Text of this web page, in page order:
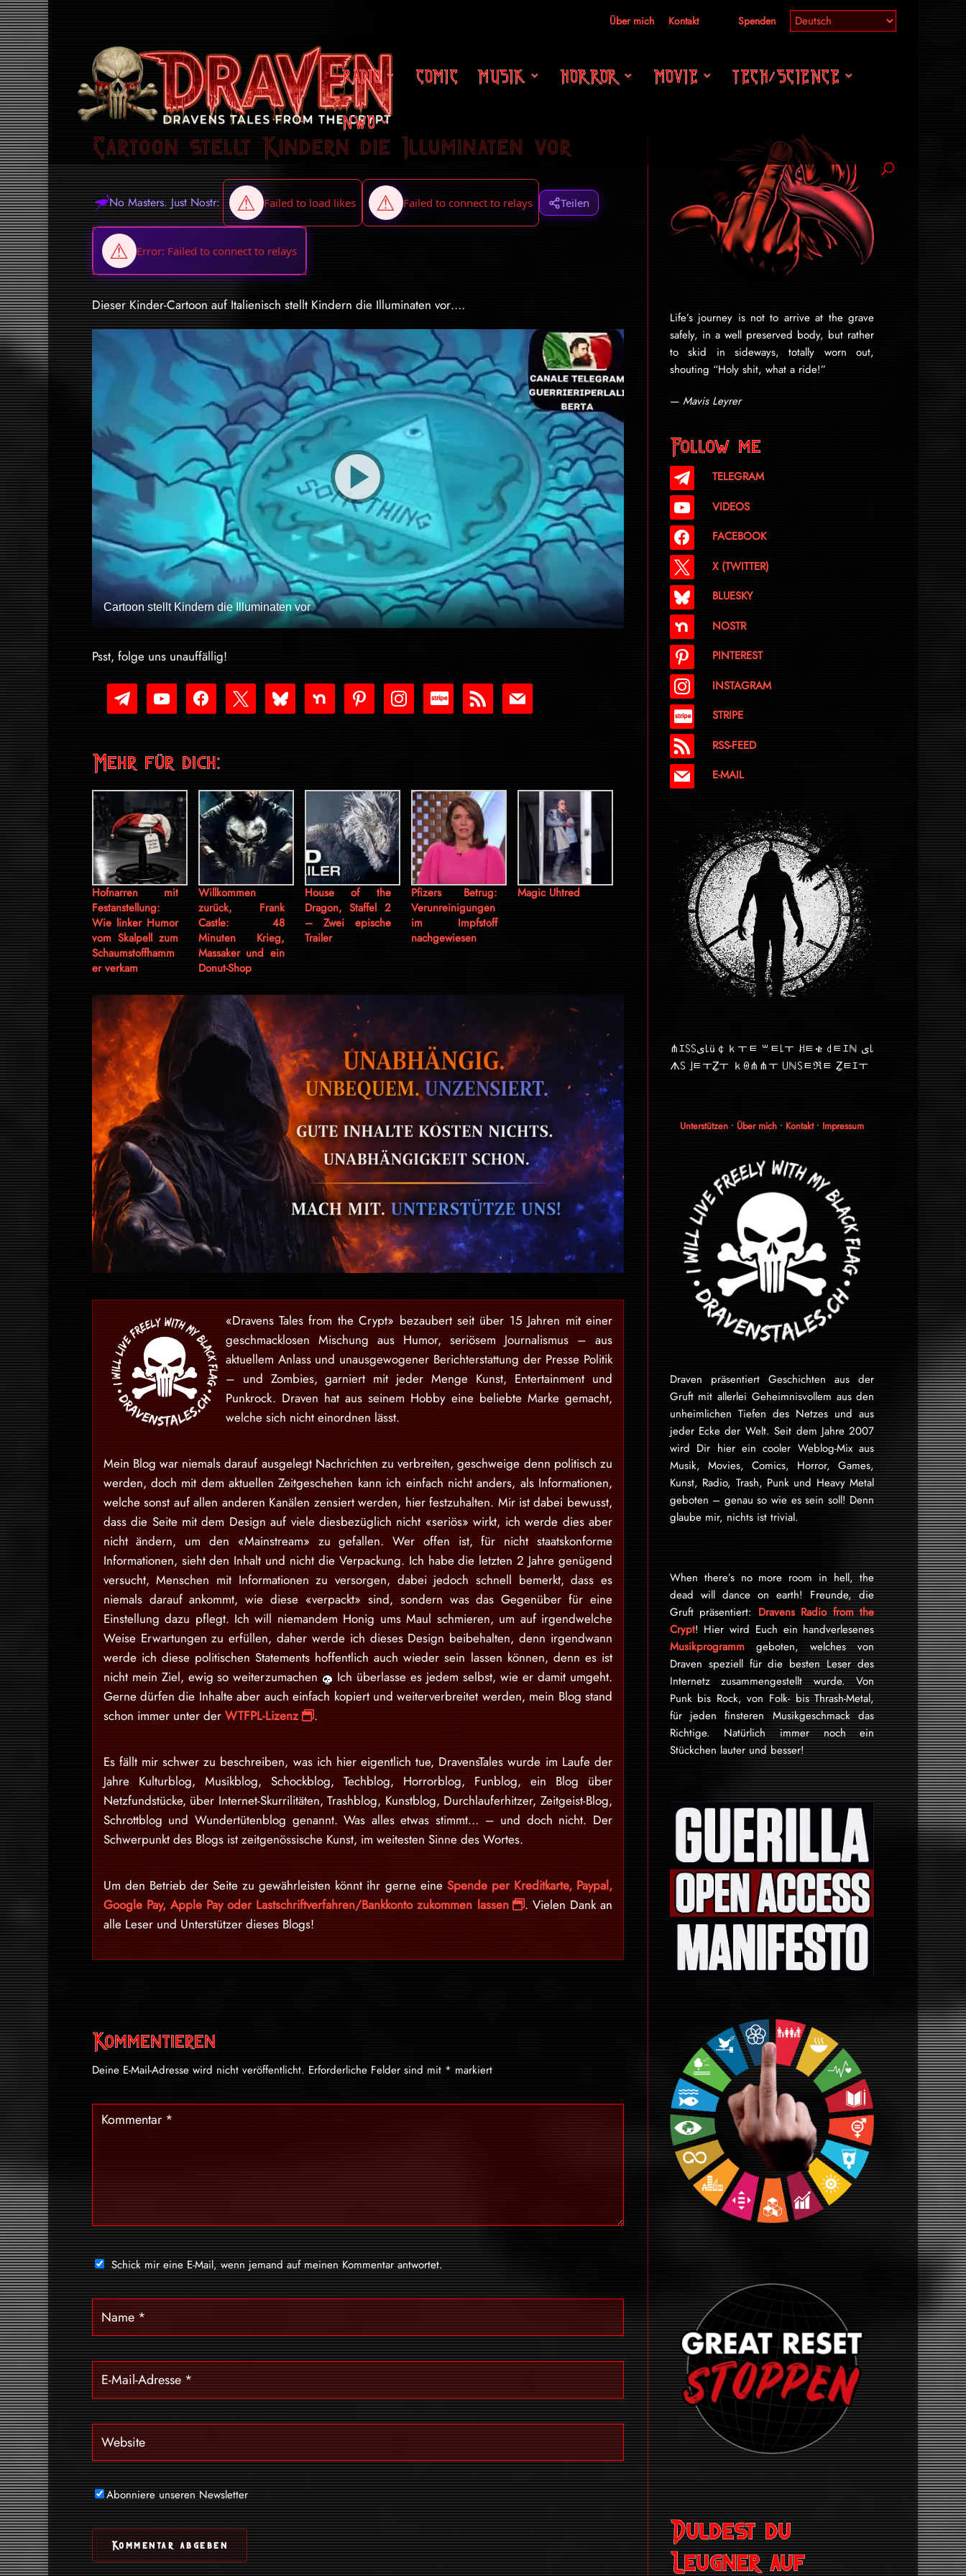
Über mich Kontakt Spenden
RADIO COMIC MUSIK HORROR MOVIE TECH/SCIENCE
NWO
Cartoon stellt Kindern die Illuminaten vor
No Masters. Just Nostr: Teilen
Dieser Kinder-Cartoon auf Italienisch stellt Kindern die Illuminaten vor….
Cartoon stellt Kindern die Illuminaten vor
Psst, folge uns unauffällig!
telegram
youtube-
play
facebook bluesky nextdoor pinterest instagramcc-
stripe
rss mail
Mehr für dich:
Hofnarren mit
Festanstellung:
Wie linker Humor
vom Skalpell zum
Schaumstoffhamm
er verkam
Willkommen
zurück, Frank
Castle: 48
Minuten Krieg,
Massaker und ein
Donut-Shop
House of the
Dragon, Staffel 2
– Zwei epische
Trailer
Pfizers Betrug:
Verunreinigungen
im Impfstoff
nachgewiesen
Magic Uhtred
«Dravens Tales from the Crypt» bezaubert seit über 15 Jahren mit einer
geschmacklosen Mischung aus Humor, seriösem Journalismus – aus
aktuellem Anlass und unausgewogener Berichterstattung der Presse Politik
– und Zombies, garniert mit jeder Menge Kunst, Entertainment und
Punkrock. Draven hat aus seinem Hobby eine beliebte Marke gemacht,
welche sich nicht einordnen lässt.
Mein Blog war niemals darauf ausgelegt Nachrichten zu verbreiten, geschweige denn politisch zu
werden, doch mit dem aktuellen Zeitgeschehen kann ich einfach nicht anders, als Informationen,
welche sonst auf allen anderen Kanälen zensiert werden, hier festzuhalten. Mir ist dabei bewusst,
dass die Seite mit dem Design auf viele diesbezüglich nicht «seriös» wirkt, ich werde dies aber
nicht ändern, um den «Mainstream» zu gefallen. Wer offen ist, für nicht staatskonforme
Informationen, sieht den Inhalt und nicht die Verpackung. Ich habe die letzten 2 Jahre genügend
versucht, Menschen mit Informationen zu versorgen, dabei jedoch schnell bemerkt, dass es
niemals darauf ankommt, wie diese «verpackt» sind, sondern was das Gegenüber für eine
Einstellung dazu pflegt. Ich will niemandem Honig ums Maul schmieren, um auf irgendwelche
Weise Erwartungen zu erfüllen, daher werde ich dieses Design beibehalten, denn irgendwann
werde ich diese politischen Statements hoffentlich auch wieder sein lassen können, denn es ist
nicht mein Ziel, ewig so weiterzumachen
Ich überlasse es jedem selbst, wie er damit umgeht.
Gerne dürfen die Inhalte aber auch einfach kopiert und weiterverbreitet werden, mein Blog stand
schon immer unter der WTFPL-Lizenz .
Es fällt mir schwer zu beschreiben, was ich hier eigentlich tue, DravensTales wurde im Laufe der
Jahre Kulturblog, Musikblog, Schockblog, Techblog, Horrorblog, Funblog, ein Blog über
Netzfundstücke, über Internet-Skurrilitäten, Trashblog, Kunstblog, Durchlauferhitzer, Zeitgeist-Blog,
Schrottblog und Wundertütenblog genannt. Was alles etwas stimmt… – und doch nicht. Der
Schwerpunkt des Blogs ist zeitgenössische Kunst, im weitesten Sinne des Wortes.
Um den Betrieb der Seite zu gewährleisten könnt ihr gerne eine Spende per Kreditkarte, Paypal,
Google Pay, Apple Pay oder Lastschriftverfahren/Bankkonto zukommen lassen
. Vielen Dank an
alle Leser und Unterstützer dieses Blogs!
Kommentieren
Deine E-Mail-Adresse wird nicht veröffentlicht. Erforderliche Felder sind mit * markiert
Schick mir eine E-Mail, wenn jemand auf meinen Kommentar antwortet.
Abonniere unseren Newsletter
Life’s journey is not to arrive at the grave
safely, in a well preserved body, but rather
to skid in sideways, totally worn out,
shouting “Holy shit, what a ride!”
— Mavis Leyrer
Follow me
TELEGRAM
VIDEOS
FACEBOOK
X (TWITTER)
BLUESKY
NOSTR
PINTEREST
INSTAGRAM
STRIPE
RSS-FEED
E-MAIL
⋔ｴ꒚꒚ﻯ꒒ü￠ｋￓﾼ ꒳ﾼ꒒ￓ ꎧﾼቄ ꒯ﾼｴℕ ﻯ꒒
ᗑ꒚ ｣ﾼￓẔￓ ｋꑙ⋔⋔ￓ ꒤ℕ꒚ﾼℜﾼ Ẕﾼｴￓ
Unterstützen• Über mich• Kontakt• Impressum
Draven präsentiert Geschichten aus der
Gruft mit allerlei Geheimnisvollem aus den
unheimlichen Tiefen des Netzes und aus
jeder Ecke der Welt. Seit dem Jahre 2007
wird Dir hier ein cooler Weblog-Mix aus
Musik, Movies, Comics, Horror, Games,
Kunst, Radio, Trash, Punk und Heavy Metal
geboten – genau so wie es sein soll! Denn
glaube mir, nichts ist trivial.
When there’s no more room in hell, the
dead will dance on earth! Freunde, die
Gruft präsentiert: Dravens Radio from the
Crypt! Hier wird Euch ein handverlesenes
Musikprogrammgeboten, welches von
Draven speziell für die besten Leser des
Internetz zu­sammen­ge­stellt wurde. Von
Punk bis Rock, von Folk- bis Thrash-Metal,
für je­den finsteren Mu­sik­ge­schmack das
Rich­tige. Natürlich immer noch ein
Stückchen lauter und besser!
Duldest du
Leugner auf